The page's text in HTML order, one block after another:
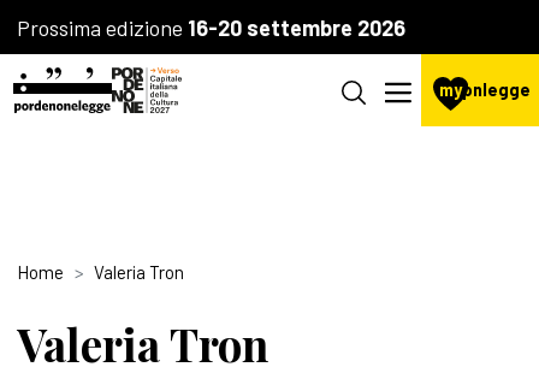
Prossima edizione 16-20 settembre 2026
mypnlegge
Home Valeria Tron
Valeria Tron